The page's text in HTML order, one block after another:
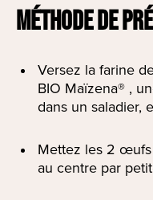
MÉTHODE DE
Versez la farine
BIO Maïzena® ,
dans un saladier,
Mettez les 2 œufs
au centre par